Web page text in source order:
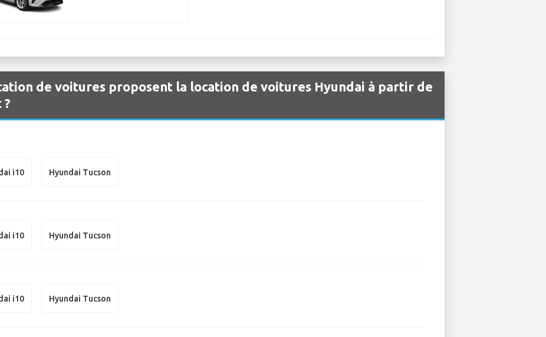
de voitures proposent la location de voitures Hyundai à partir de
i10 Hyundai Tucson
i10 Hyundai Tucson
i10 Hyundai Tucson